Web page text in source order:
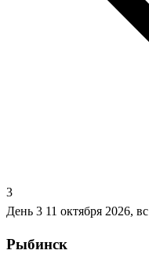
3
День 3 11 октября 2026, вс
Рыбинск